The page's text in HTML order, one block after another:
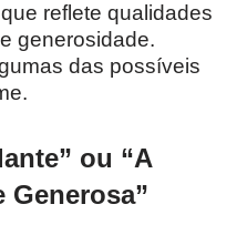
reflete qualidades
generosidade.
das possíveis
ou “A
Generosa”